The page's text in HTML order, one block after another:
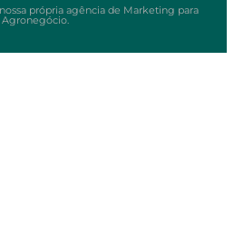
própria agência de Marketing para
Agronegócio.